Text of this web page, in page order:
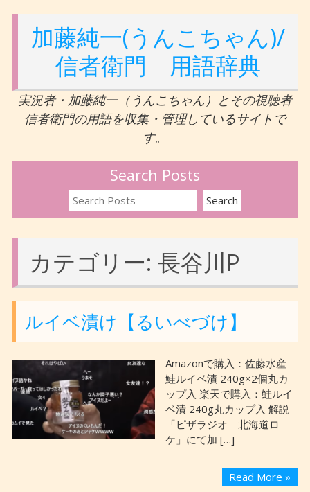
加藤純一(うんこちゃん)/
信者衛門 用語辞典
実況者・加藤純一（うんこちゃん）とその視聴者
信者衛門の用語を収集・管理しているサイトで
す。
Search Posts
カテゴリー:長谷川P
ルイベ漬け【るいべづけ】
Amazonで購入：佐藤水産
鮭ルイベ漬 240g×2個丸カ
ップ入 楽天で購入：鮭ルイ
ベ漬 240g丸カップ入 解説
「ピザラジオ 北海道ロ
ケ」にて加 […]
Read More »